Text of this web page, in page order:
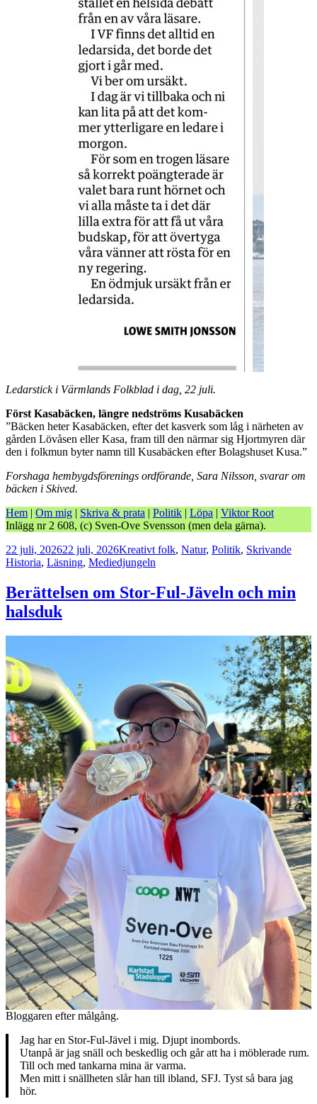
Ledarstick i Värmlands Folkblad i dag, 22 juli.
Först Kasabäcken, längre nedströms Kusabäcken
”Bäcken heter Kasabäcken, efter det kasverk som låg i närheten av
gården Lövåsen eller Kasa, fram till den närmar sig Hjortmyren där
den i folkmun byter namn till Kusabäcken efter Bolagshuset Kusa.”
Forshaga hembygdsförenings ordförande, Sara Nilsson, svarar om
bäcken i Skived.
Hem | Om mig | Skriva & prata | Politik | Löpa | Viktor Root
Inlägg nr 2 608, (c) Sven-Ove Svensson (men dela gärna).
Postat
22 juli, 202622 juli, 2026Kategorier
Kreativt folk, Natur, Politik, Skrivande
Historia, Läsning, Mediedjungeln
Berättelsen om Stor-Ful-Jäveln och min
halsduk
Bloggaren efter målgång.
Jag har en Stor-Ful-Jävel i mig. Djupt inombords.
Utanpå är jag snäll och beskedlig och går att ha i möblerade rum.
Till och med tankarna mina är varma.
Men mitt i snällheten slår han till ibland, SFJ. Tyst så bara jag
hör.